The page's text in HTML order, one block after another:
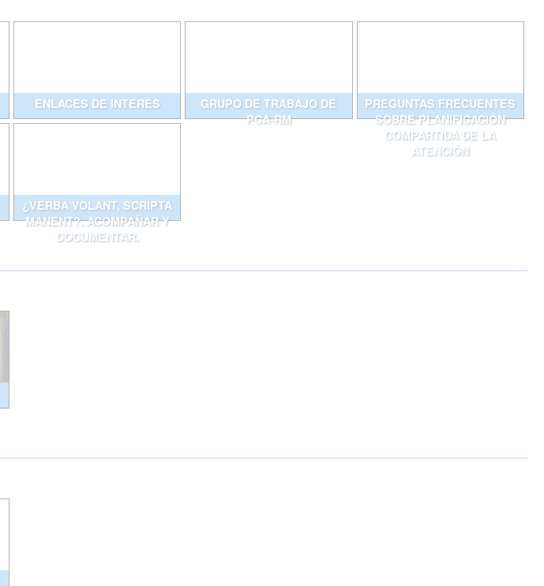
ENLACES DE INTERÉS
GRUPO DE TRABAJO DE
PCA-RM
PREGUNTAS FRECUENTES
SOBRE PLANIFICACIÓN
COMPARTIDA DE LA
ATENCIÓN
¿VERBA VOLANT, SCRIPTA
MANENT?. ACOMPAÑAR Y
DOCUMENTAR.